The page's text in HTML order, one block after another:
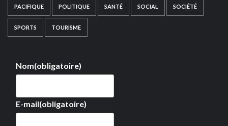
PACIFIQUE POLITIQUE SANTÉ SOCIAL SOCIÉTÉ
SPORTS TOURISME
Nom(obligatoire)
E-mail(obligatoire)